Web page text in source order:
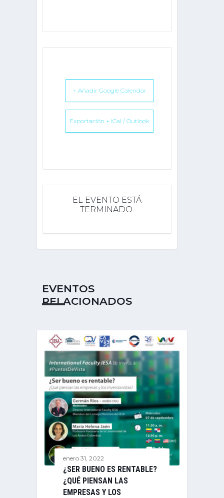
+ Añadir Google Calendar
Exportación + iCal / Outlook
EL EVENTO ESTÁ
TERMINADO.
EVENTOS
RELACIONADOS
enero 31, 2022
¿SER BUENO ES RENTABLE?
¿QUÉ PIENSAN LAS
EMPRESAS Y LOS